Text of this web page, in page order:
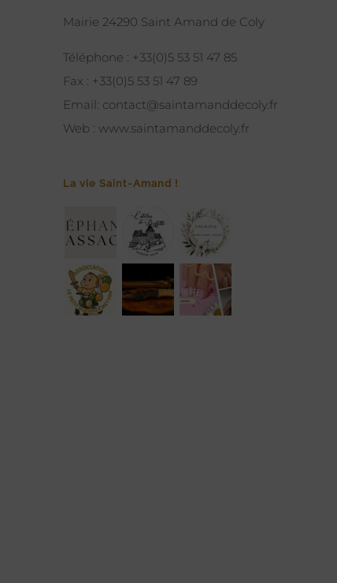
Mairie 24290 Saint Amand de Coly
Téléphone : +33(0)5 53 51 47 85
Fax : +33(0)5 53 51 47 89
Email: contact@saintamanddecoly.fr
Web : www.saintamanddecoly.fr
La vie Saint-Amand !